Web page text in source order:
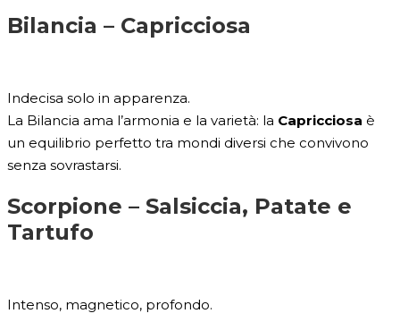
Bilancia – Capricciosa
Indecisa solo in apparenza.
La Bilancia ama l’armonia e la varietà: la Capricciosa è
un equilibrio perfetto tra mondi diversi che convivono
senza sovrastarsi.
Scorpione – Salsiccia, Patate e
Tartufo
Intenso, magnetico, profondo.